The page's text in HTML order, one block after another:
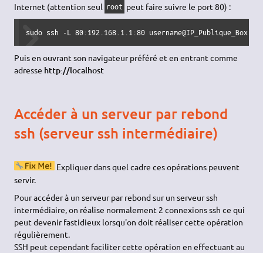
Internet (attention seul root peut faire suivre le port 80) :
sudo ssh -L 80:192.168.1.1:80 username@IP_Publique_Box
Puis en ouvrant son navigateur préféré et en entrant comme
adresse http://localhost
Accéder à un serveur par rebond
ssh (serveur ssh intermédiaire)
Expliquer dans quel cadre ces opérations peuvent
servir.
Pour accéder à un serveur par rebond sur un serveur ssh
intermédiaire, on réalise normalement 2 connexions ssh ce qui
peut devenir fastidieux lorsqu'on doit réaliser cette opération
régulièrement.
SSH peut cependant faciliter cette opération en effectuant au